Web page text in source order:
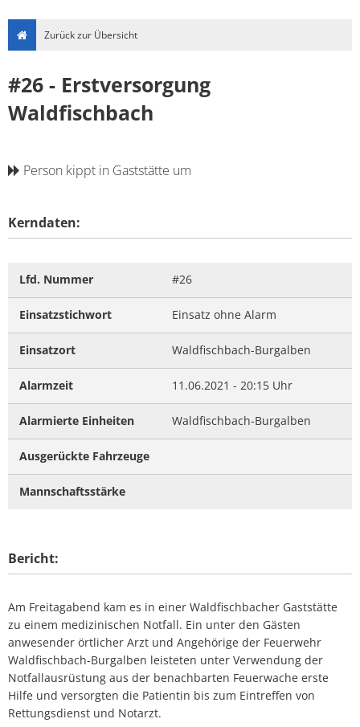
Zurück zur Übersicht
#26 - Erstversorgung
Waldfischbach
Person kippt in Gaststätte um
Kerndaten:
Lfd. Nummer #26
Einsatzstichwort Einsatz ohne Alarm
Einsatzort Waldfischbach-Burgalben
Alarmzeit 11.06.2021 - 20:15 Uhr
Alarmierte Einheiten Waldfischbach-Burgalben
Ausgerückte Fahrzeuge
Mannschaftsstärke
Bericht:
Am Freitagabend kam es in einer Waldfischbacher Gaststätte
zu einem medizinischen Notfall. Ein unter den Gästen
anwesender örtlicher Arzt und Angehörige der Feuerwehr
Waldfischbach-Burgalben leisteten unter Verwendung der
Notfallausrüstung aus der benachbarten Feuerwache erste
Hilfe und versorgten die Patientin bis zum Eintreffen von
Rettungsdienst und Notarzt.